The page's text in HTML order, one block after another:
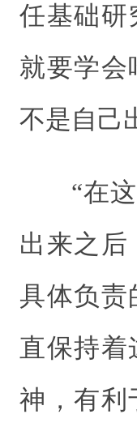
任基础研
就要学会
不是自己
“在
出来之后
具体负责
直保持着
神，有利